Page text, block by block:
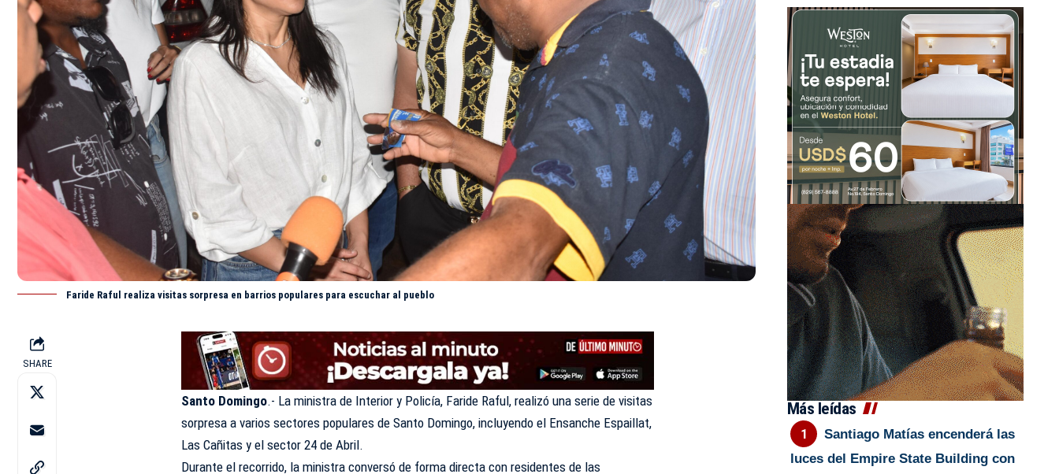
Faride Raful realiza visitas sorpresa en barrios populares para escuchar al pueblo
SHARE
Santo Domingo.- La ministra de Interior y Policía, Faride Raful, realizó una serie de visitas
sorpresa a varios sectores populares de Santo Domingo, incluyendo el Ensanche Espaillat,
Las Cañitas y el sector 24 de Abril.
Durante el recorrido, la ministra conversó de forma directa con residentes de las
Más leídas
Santiago Matías encenderá las
luces del Empire State Building con